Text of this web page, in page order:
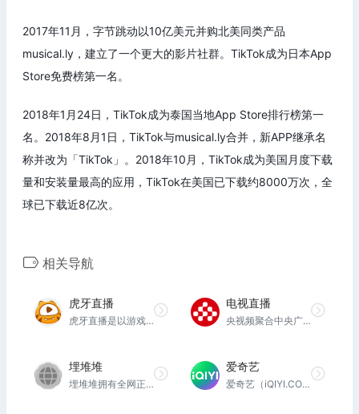
2017年11月，字节跳动以10亿美元并购北美同类产品
musical.ly，建立了一个更大的影片社群。TikTok成为日本App
Store免费榜第一名。
2018年1月24日，TikTok成为泰国当地App Store排行榜第一
名。2018年8月1日，TikTok与musical.ly合并，新APP继承名
称并改为「TikTok」。2018年10月，TikTok成为美国月度下载
量和安装量最高的应用，TikTok在美国已下载约8000万次，全
球已下载近8亿次。
相关导航
虎牙直播
虎牙直播是以游戏直播为主的弹幕式互动直播平台，累计注册用户2亿，提供热门游戏直播、电竞赛事直播与游戏赛事直播，手游直播等。包含英雄联盟lol，王者荣耀，绝地求生，和平精英等游戏直播，lol、dota2、dnf等热门游戏直播以及单机游戏、手游等游戏直播。
电视直播
央视频聚合中央广播电视总台海量节目资源，轻松实现手机刷视频、看电视、观直播；携手广大创作者建设账号森林，开创泛文体、泛资讯、泛知识的“精彩视界”。打造一款国家级、全民型、有品质的视频社交媒体平台。
埋堆堆
埋堆堆拥有全网正版TVB剧集、全粤语直播频道及TVB粉丝汇聚的埋堆社区，为用户提供丰富的影视文娱内容，让用户粤享精彩娱乐时光
爱奇艺
爱奇艺（iQIYI.COM）是拥有海量、优质、高清的网络视频的大型视频网站，专业的网络视频播放平台。爱奇艺影视内容丰富多元，涵盖电影、电视剧、动漫、综艺、生活、音乐、搞笑、财经、军事、体育、片花、资讯、微电影、儿童、母婴、教育、科技、时尚、原创、公益、游戏、旅游、拍客、汽车、纪录片、爱奇艺自制剧等剧目。视频播放清晰流畅，操作界面简单友好，真正为用户带来“悦享品质”的在线观看体验。" data-hid="description